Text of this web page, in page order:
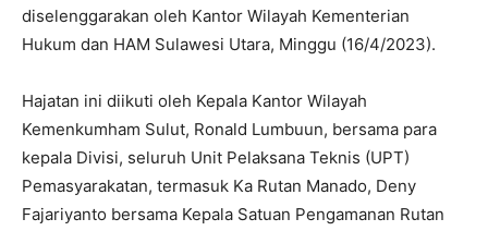
diselenggarakan oleh Kantor Wilayah Kementerian
Hukum dan HAM Sulawesi Utara, Minggu (16/4/2023).
Hajatan ini diikuti oleh Kepala Kantor Wilayah
Kemenkumham Sulut, Ronald Lumbuun, bersama para
kepala Divisi, seluruh Unit Pelaksana Teknis (UPT)
Pemasyarakatan, termasuk Ka Rutan Manado, Deny
Fajariyanto bersama Kepala Satuan Pengamanan Rutan